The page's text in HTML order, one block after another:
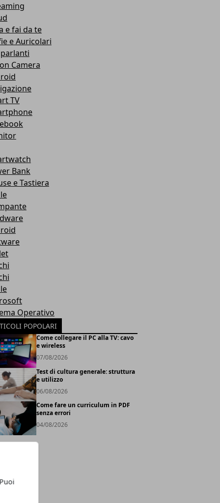
e fai da te
e Auricolari
Camera
TV
Bank
e Tastiera
Operativo
POPOLARI
Come collegare il PC alla TV: cavo
e wireless
07/08/2026
Test di cultura generale: struttura
e utilizzo
06/08/2026
Come fare un curriculum in PDF
senza errori
04/08/2026